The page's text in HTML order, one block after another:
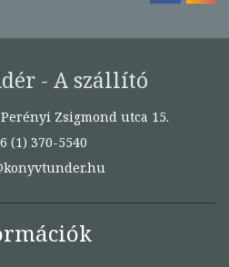
- A szállító
Zsigmond utca 15.
(1) 370-5540